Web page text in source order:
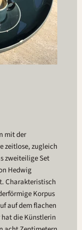
mit der
zeitlose, zugleich
zweiteilige Set
Hedwig
Charakteristisch
Korpus
auf dem flachen
die Künstlerin